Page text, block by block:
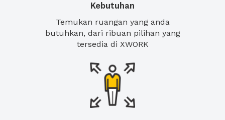
Kebutuhan
Temukan ruangan yang anda
butuhkan, dari ribuan pilihan yang
tersedia di XWORK